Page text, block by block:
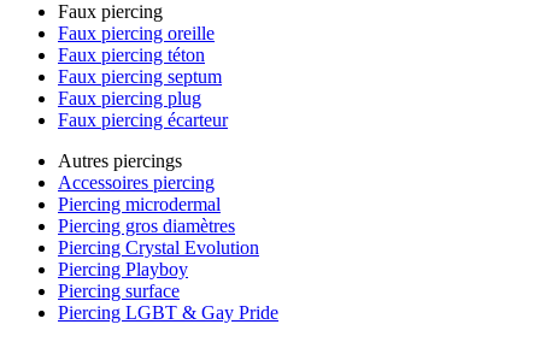
Faux piercing
Faux piercing oreille
Faux piercing téton
Faux piercing septum
Faux piercing plug
Faux piercing écarteur
Autres piercings
Accessoires piercing
Piercing microdermal
Piercing gros diamètres
Piercing Crystal Evolution
Piercing Playboy
Piercing surface
Piercing LGBT & Gay Pride